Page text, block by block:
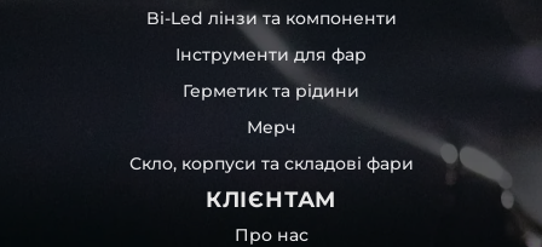
Bi-Led лінзи та компоненти
Інструменти для фар
Герметик та рідини
Мерч
Скло, корпуси та складові фари
КЛІЄНТАМ
Про нас